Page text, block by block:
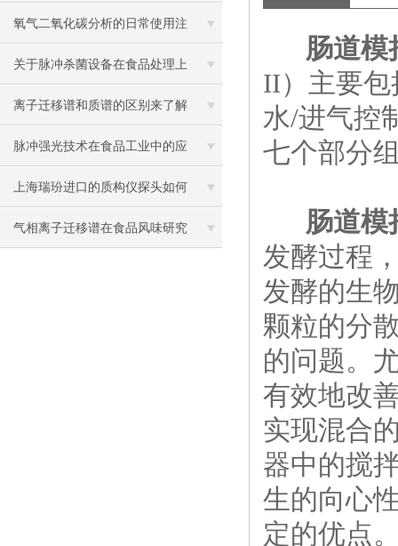
精确和准确的食物分析和判定
氧气二氧化碳分析的日常使用注
意事项以及校准方法
关于脉冲杀菌设备在食品处理上
的作用一起来看看吧
离子迁移谱和质谱的区别来了解
一下
脉冲强光技术在食品工业中的应
用
上海瑞玢进口的质构仪探头如何
选择？
气相离子迁移谱在食品风味研究
肠道模
II）主要
水/进气控
七个部分
肠道模
发酵过程
发酵的生
颗粒的分
的问题。
有效地改
实现混合
器中的搅
生的向心
定的优点